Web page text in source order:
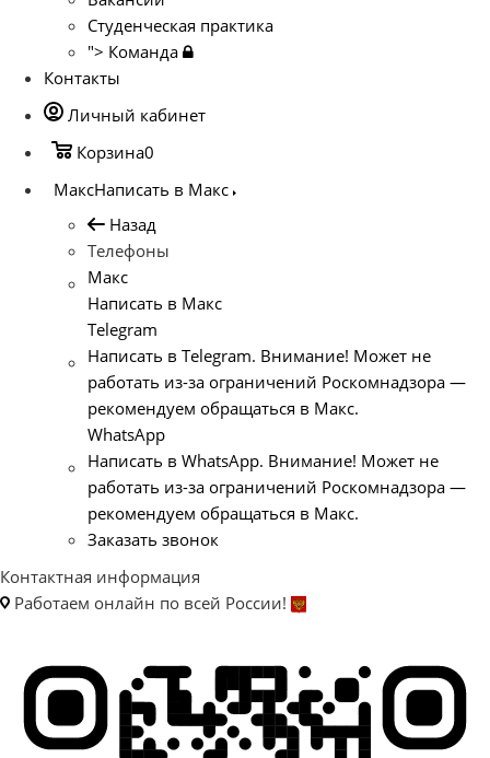
Студенческая практика
"> Команда
Контакты
Личный кабинет
Корзина0
МаксНаписать в Макс
Назад
Телефоны
Макс
Написать в Макс
Telegram
Написать в Telegram. Внимание! Может не
работать из-за ограничений Роскомнадзора —
рекомендуем обращаться в Макс.
WhatsApp
Написать в WhatsApp. Внимание! Может не
работать из-за ограничений Роскомнадзора —
рекомендуем обращаться в Макс.
Заказать звонок
Контактная информация
Работаем онлайн по всей России!